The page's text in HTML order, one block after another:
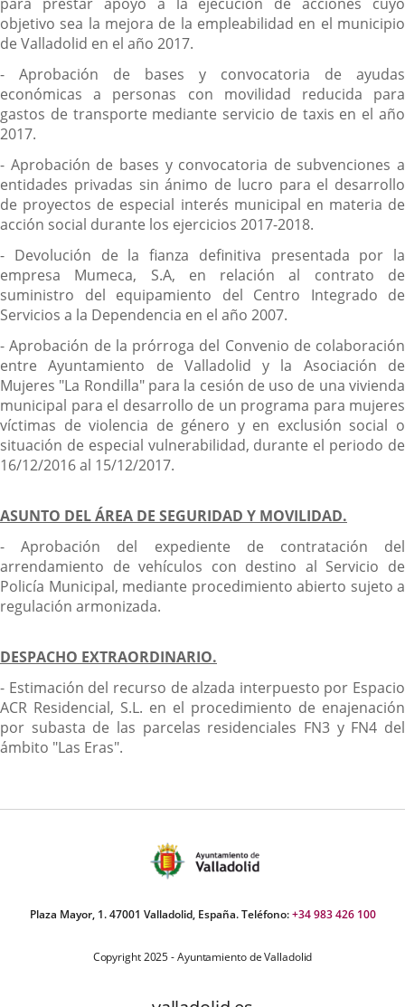
objetivo sea la mejora de la empleabilidad en el municipio
de Valladolid en el año 2017.
- Aprobación de bases y convocatoria de ayudas
económicas a personas con movilidad reducida para
gastos de transporte mediante servicio de taxis en el año
2017.
- Aprobación de bases y convocatoria de subvenciones a
entidades privadas sin ánimo de lucro para el desarrollo
de proyectos de especial interés municipal en materia de
acción social durante los ejercicios 2017-2018.
- Devolución de la fianza definitiva presentada por la
empresa Mumeca, S.A, en relación al contrato de
suministro del equipamiento del Centro Integrado de
Servicios a la Dependencia en el año 2007.
- Aprobación de la prórroga del Convenio de colaboración
entre Ayuntamiento de Valladolid y la Asociación de
Mujeres "La Rondilla" para la cesión de uso de una vivienda
municipal para el desarrollo de un programa para mujeres
víctimas de violencia de género y en exclusión social o
situación de especial vulnerabilidad, durante el periodo de
16/12/2016 al 15/12/2017.
ASUNTO DEL ÁREA DE SEGURIDAD Y MOVILIDAD.
- Aprobación del expediente de contratación del
arrendamiento de vehículos con destino al Servicio de
Policía Municipal, mediante procedimiento abierto sujeto a
regulación armonizada.
DESPACHO EXTRAORDINARIO.
- Estimación del recurso de alzada interpuesto por Espacio
ACR Residencial, S.L. en el procedimiento de enajenación
por subasta de las parcelas residenciales FN3 y FN4 del
ámbito "Las Eras".
Plaza Mayor, 1. 47001 Valladolid, España. Teléfono:+34 983 426 100
Copyright 2025 - Ayuntamiento de Valladolid